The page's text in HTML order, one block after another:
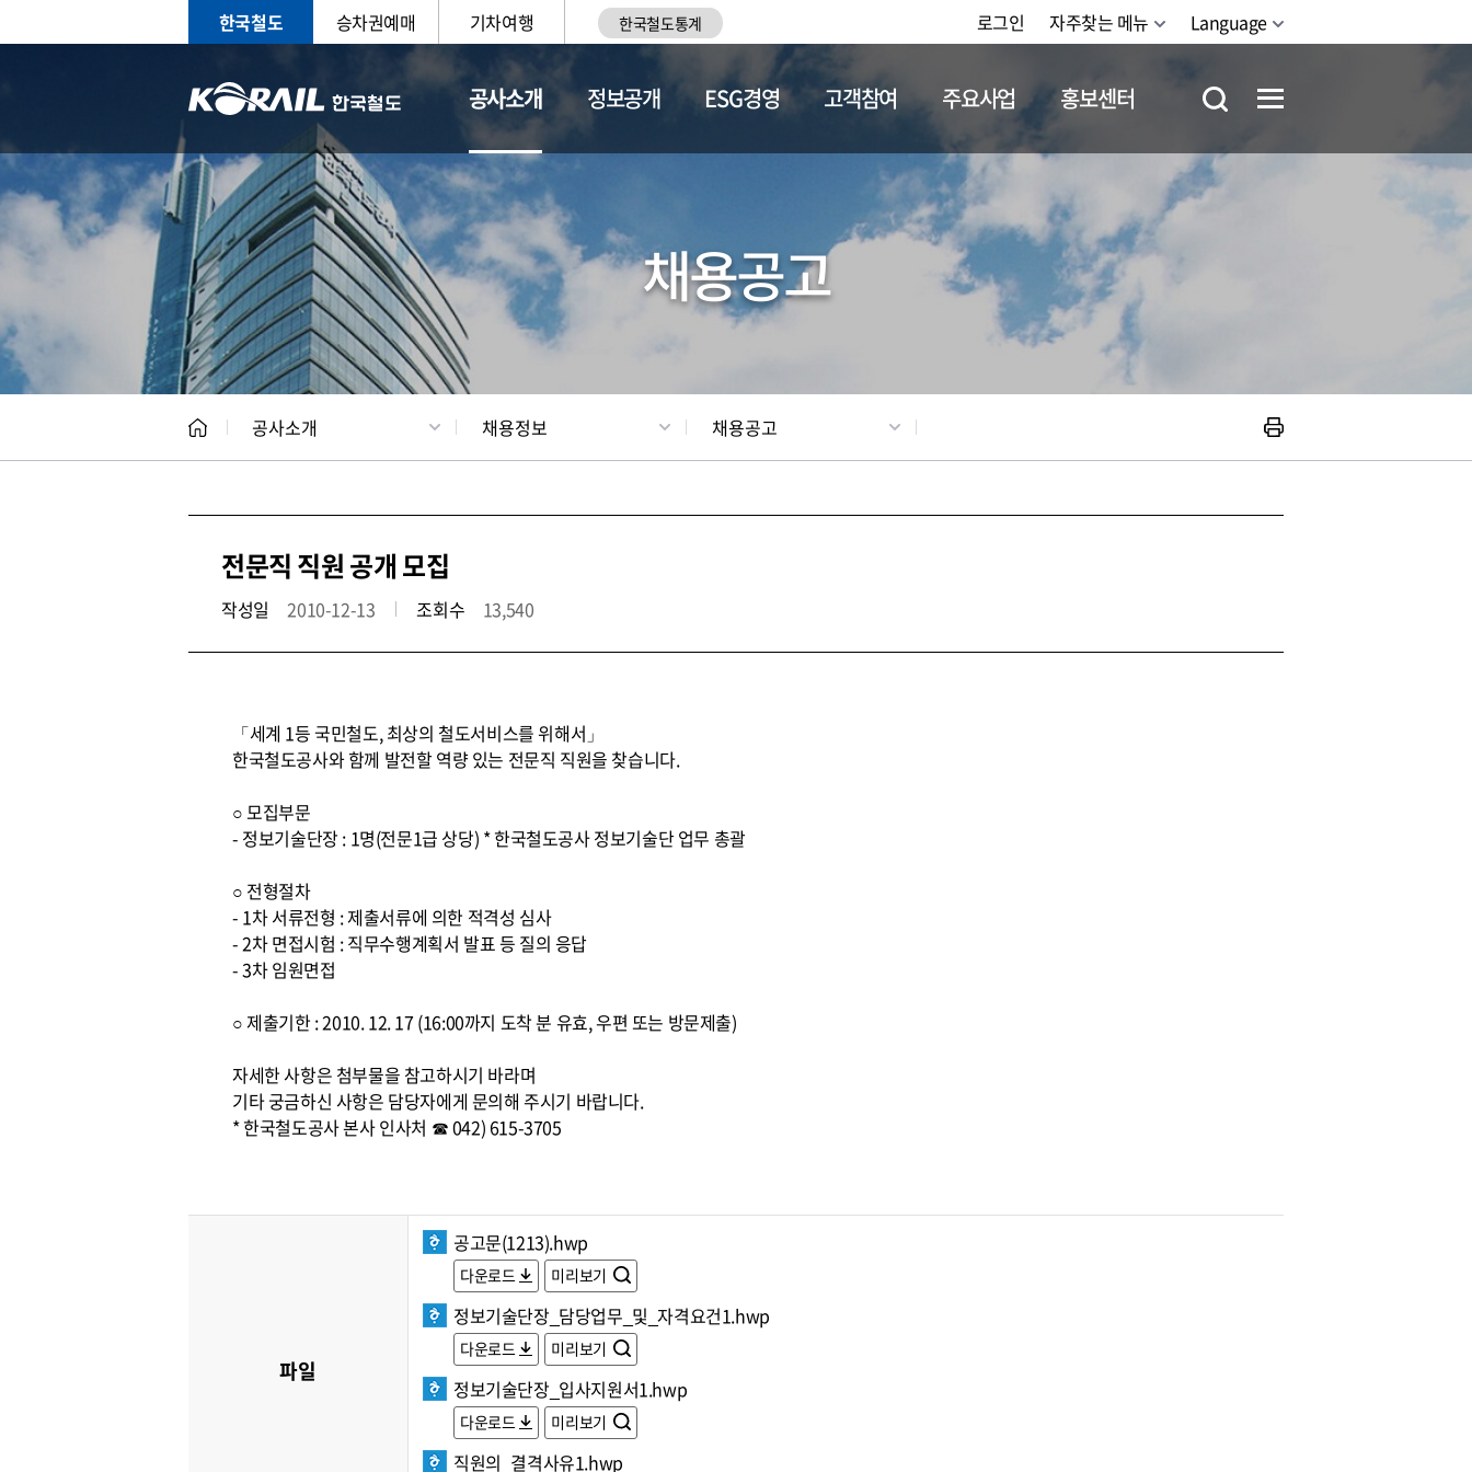
한국철도 승차권예매 기차여행 한국철도통계 로그인 자주찾는 메뉴 Language
공사소개
CEO 일반현황 채용정보
정보공개 ESG경영 고객참여 주요사업 홍보센터
채용공고
공사소개 채용정보 채용공고
전문직 직원 공개 모집
작성일 2010-12-13 조회수 13,540
「세계 1등 국민철도, 최상의 철도서비스를 위해서」
한국철도공사와 함께 발전할 역량 있는 전문직 직원을 찾습니다.
○ 모집부문
- 정보기술단장 : 1명(전문1급 상당) * 한국철도공사 정보기술단 업무 총괄
○ 전형절차
- 1차 서류전형 : 제출서류에 의한 적격성 심사
- 2차 면접시험 : 직무수행계획서 발표 등 질의 응답
- 3차 임원면접
○ 제출기한 : 2010. 12. 17 (16:00까지 도착 분 유효, 우편 또는 방문제출)
자세한 사항은 첨부물을 참고하시기 바라며
기타 궁금하신 사항은 담당자에게 문의해 주시기 바랍니다.
* 한국철도공사 본사 인사처 ☎ 042) 615-3705
파일
공고문(1213).hwp
다운로드 미리보기
정보기술단장_담당업무_및_자격요건1.hwp
다운로드 미리보기
정보기술단장_입사지원서1.hwp
다운로드 미리보기
직원의_결격사유1.hwp